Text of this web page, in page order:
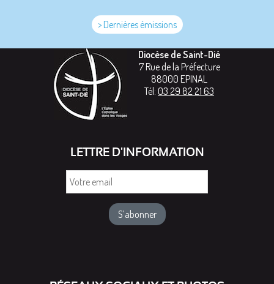
> Dernières émissions
Diocèse de Saint-Dié
7 Rue de la Préfecture
88000 EPINAL
Tél: 03 29 82 21 63
LETTRE D'INFORMATION